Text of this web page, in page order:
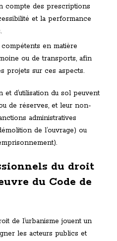
compte des prescriptions
et la performance
en matière
ou de transports, afin
projets sur ces aspects.
et d’utilisation du sol peuvent
de réserves, et leur non-
administratives
de l’ouvrage) ou
du droit
du Code de
de l’urbanisme jouent un
les acteurs publics et